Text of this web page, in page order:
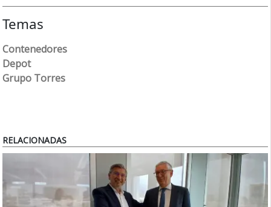
Temas
Contenedores
Depot
Grupo Torres
RELACIONADAS